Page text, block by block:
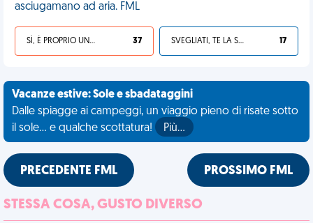
asciugamano ad aria. FML
SÌ, È PROPRIO UNA VDM! 37 SVEGLIATI, TE LA SEI CERCATA! 17
Vacanze estive: Sole e sbadataggini
Dalle spiagge ai campeggi, un viaggio pieno di risate sotto
il sole... e qualche scottatura!
Più…
PRECEDENTE FML PROSSIMO FML
STESSA COSA, GUSTO DIVERSO